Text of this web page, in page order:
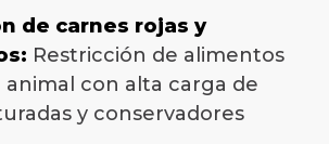
de carnes rojas y
Restricción de alimentos
con alta carga de
y conservadores